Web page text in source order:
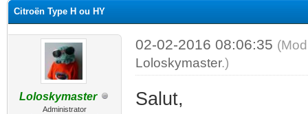
Citroën Type H ou HY
Loloskymaster
Administrator
02-02-2016 08:06:35
Loloskymaster.)
Salut,